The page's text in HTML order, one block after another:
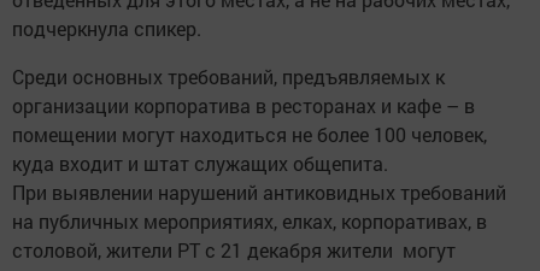
подчеркнула спикер.
Среди основных требований, предъявляемых к
организации корпоратива в ресторанах и кафе – в
помещении могут находиться не более 100 человек,
куда входит и штат служащих общепита.
При выявлении нарушений антиковидных требований
на публичных мероприятиях, елках, корпоративах, в
столовой, жители РТ с 21 декабря жители ​ могут